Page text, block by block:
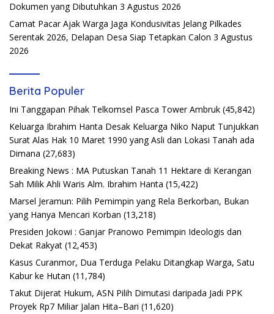
Dokumen yang Dibutuhkan 3 Agustus 2026
Camat Pacar Ajak Warga Jaga Kondusivitas Jelang Pilkades
Serentak 2026, Delapan Desa Siap Tetapkan Calon 3 Agustus
2026
Berita Populer
Ini Tanggapan Pihak Telkomsel Pasca Tower Ambruk (45,842)
Keluarga Ibrahim Hanta Desak Keluarga Niko Naput Tunjukkan
Surat Alas Hak 10 Maret 1990 yang Asli dan Lokasi Tanah ada
Dimana (27,683)
Breaking News : MA Putuskan Tanah 11 Hektare di Kerangan
Sah Milik Ahli Waris Alm. Ibrahim Hanta (15,422)
Marsel Jeramun: Pilih Pemimpin yang Rela Berkorban, Bukan
yang Hanya Mencari Korban (13,218)
Presiden Jokowi : Ganjar Pranowo Pemimpin Ideologis dan
Dekat Rakyat (12,453)
Kasus Curanmor, Dua Terduga Pelaku Ditangkap Warga, Satu
Kabur ke Hutan (11,784)
Takut Dijerat Hukum, ASN Pilih Dimutasi daripada Jadi PPK
Proyek Rp7 Miliar Jalan Hita–Bari (11,620)